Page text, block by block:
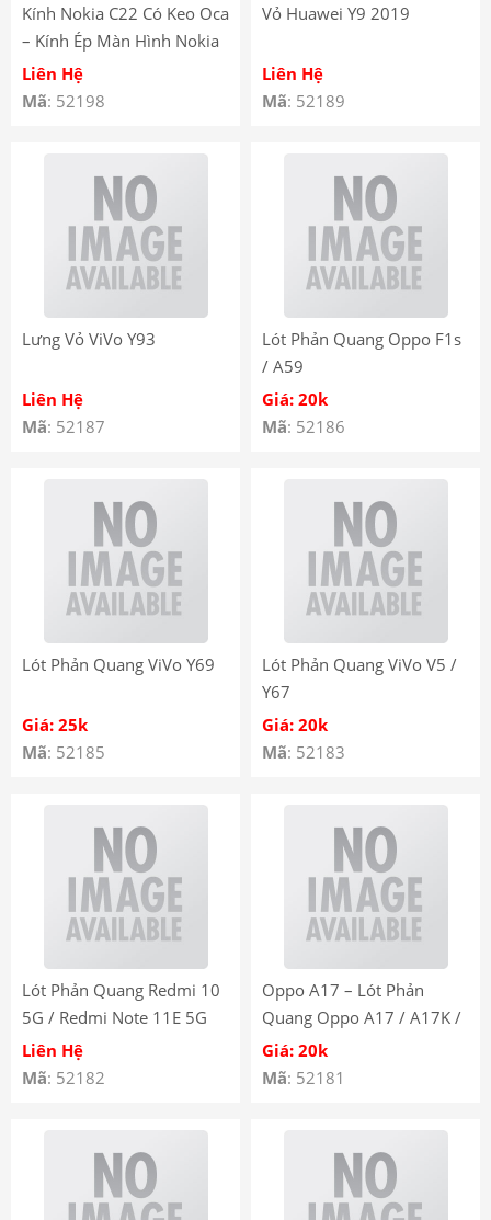
Kính Nokia C22 Có Keo Oca
– Kính Ép Màn Hình Nokia
C22 liền keo OCA
Liên Hệ
Mã: 52198
Vỏ Huawei Y9 2019
Liên Hệ
Mã: 52189
Lưng Vỏ ViVo Y93
Liên Hệ
Mã: 52187
Lót Phản Quang Oppo F1s
/ A59
Giá: 20k
Mã: 52186
Lót Phản Quang ViVo Y69
Giá: 25k
Mã: 52185
Lót Phản Quang ViVo V5 /
Y67
Giá: 20k
Mã: 52183
Lót Phản Quang Redmi 10
5G / Redmi Note 11E 5G
Liên Hệ
Mã: 52182
Oppo A17 – Lót Phản
Quang Oppo A17 / A17K /
A57 4G / A77S / A57 5G –
Backlight Oppo A17
Giá: 20k
Mã: 52181